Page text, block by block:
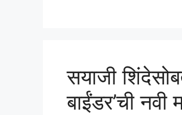
सयाजी
बाईंडर’ची नवी